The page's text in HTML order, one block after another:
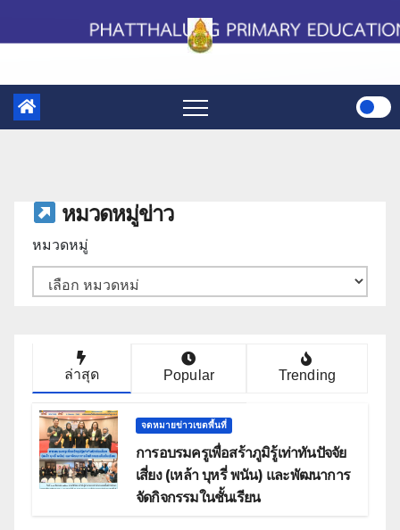
หมวดหมู่ข่าว
หมวดหมู่
ล่าสุด Popular Trending
จดหมายข่าวเขตพื้นที่
การอบรมครูเพื่อสร้าภูมิรู้เท่าทันปัจจัย
เสี่ยง (เหล้า บุหรี่ พนัน) และพัฒนาการ
จัดกิจกรรมในชั้นเรียน